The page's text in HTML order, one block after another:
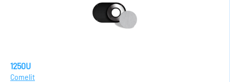
1250U
Comelit